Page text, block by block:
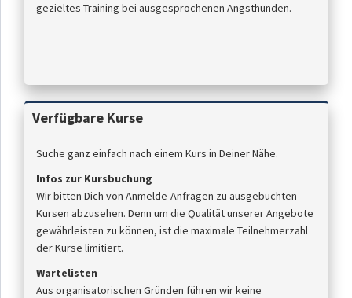
gezieltes Training bei ausgesprochenen Angsthunden.
Verfügbare Kurse
Suche ganz einfach nach einem Kurs in Deiner Nähe.
Infos zur Kursbuchung
Wir bitten Dich von Anmelde-Anfragen zu ausgebuchten
Kursen abzusehen. Denn um die Qualität unserer Angebote
gewährleisten zu können, ist die maximale Teilnehmerzahl
der Kurse limitiert.
Wartelisten
Aus organisatorischen Gründen führen wir keine